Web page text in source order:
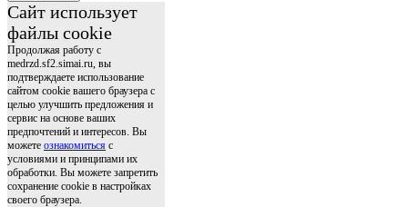
Сайт использует
файлы cookie
Продолжая работу с
medrzd.sf2.simai.ru, вы
подтверждаете использование
сайтом cookie вашего браузера с
целью улучшить предложения и
сервис на основе ваших
предпочтений и интересов. Вы
можете ознакомиться с
условиями и принципами их
обработки. Вы можете запретить
сохранение cookie в настройках
своего браузера.